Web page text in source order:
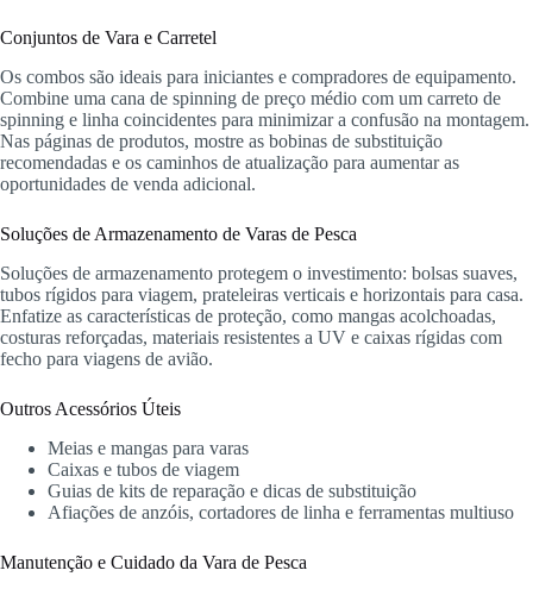
Conjuntos de Vara e Carretel
Os combos são ideais para iniciantes e compradores de equipamento.
Combine uma cana de spinning de preço médio com um carreto de
spinning e linha coincidentes para minimizar a confusão na montagem.
Nas páginas de produtos, mostre as bobinas de substituição
recomendadas e os caminhos de atualização para aumentar as
oportunidades de venda adicional.
Soluções de Armazenamento de Varas de Pesca
Soluções de armazenamento protegem o investimento: bolsas suaves,
tubos rígidos para viagem, prateleiras verticais e horizontais para casa.
Enfatize as características de proteção, como mangas acolchoadas,
costuras reforçadas, materiais resistentes a UV e caixas rígidas com
fecho para viagens de avião.
Outros Acessórios Úteis
Meias e mangas para varas
Caixas e tubos de viagem
Guias de kits de reparação e dicas de substituição
Afiações de anzóis, cortadores de linha e ferramentas multiuso
Manutenção e Cuidado da Vara de Pesca